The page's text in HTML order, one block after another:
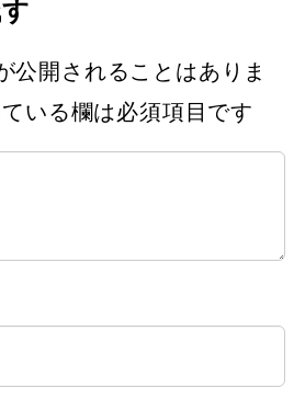
公開されることはありま
いる欄は必須項目です